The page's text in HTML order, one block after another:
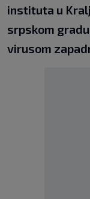
instituta u
srpskom
virusom